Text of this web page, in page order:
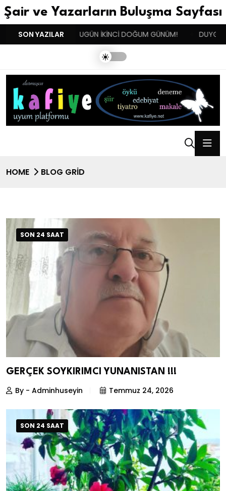
Şair ve Yazarların Buluşma Sayfası
SON YAZILAR
BENIM BUGÜN İKİNCİ DOĞUM GÜNÜM! DUYGULARIN
HOME BLOG GRID
SON 24 SAAT
GERÇEK SOYKIRIMCI YUNANISTAN !!!
By - Adminhuseyin Temmuz 24, 2026
SON 24 SAAT